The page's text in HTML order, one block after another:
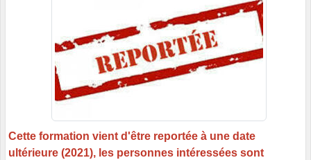
Cette formation vient d'être reportée à une date
ultérieure (2021), les personnes intéressées sont